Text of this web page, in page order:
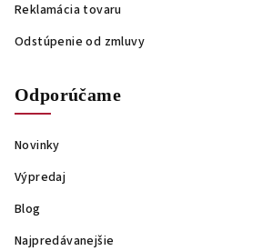
Reklamácia tovaru
Odstúpenie od zmluvy
Odporúčame
Novinky
Výpredaj
Blog
Najpredávanejšie